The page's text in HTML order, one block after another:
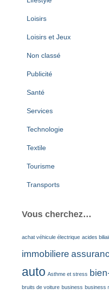
Loisirs
Loisirs et Jeux
Non classé
Publicité
Santé
Services
Technologie
Textile
Tourisme
Transports
Vous cherchez…
achat véhicule électrique acides
immobiliere
auto Asthme et stress
bruits de voiture business business